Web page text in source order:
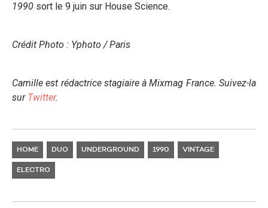
1990 sort le 9 juin sur House Science.
Crédit Photo : Yphoto / Paris
Camille est rédactrice stagiaire à Mixmag France. Suivez-la
sur Twitter.
HOME DUO UNDERGROUND 1990 VINTAGE
ELECTRO